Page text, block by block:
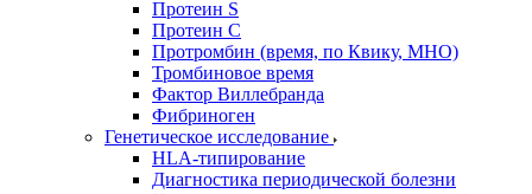
Протеин S
Протеин С
Протромбин (время, по Квику, МНО)
Тромбиновое время
Фактор Виллебранда
Фибриноген
Генетическое исследование
HLA-типирование
Диагностика периодической болезни